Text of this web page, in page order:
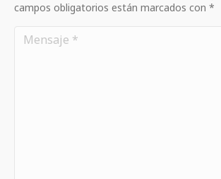
campos obligatorios están marcados con *